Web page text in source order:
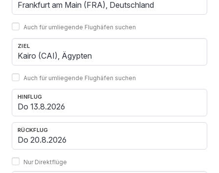
Auch für umliegende Flughäfen suchen
ZIEL
Auch für umliegende Flughäfen suchen
HINFLUG
RÜCKFLUG
Nur Direktflüge